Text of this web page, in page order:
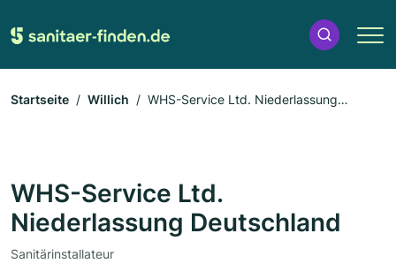
Startseite Willich
WHS-Service Ltd. Niederlassung
WHS-Service Ltd.
Niederlassung Deutschland
Sanitärinstallateur